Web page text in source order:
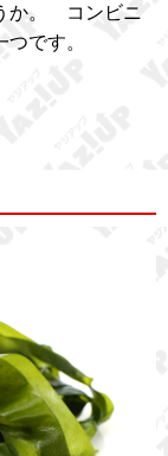
か。 コンビニ
です。